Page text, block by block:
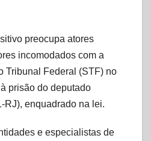
preocupa atores
incomodados com a
Tribunal Federal (STF) no
prisão do deputado
RJ), enquadrado na lei.
e especialistas de